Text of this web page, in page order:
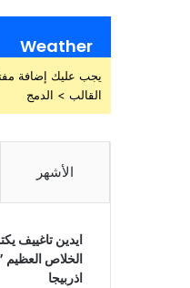
Weather
القالب > الدمج
الأشهر
ايدين تاغييف
الخلاص العظيم
اذربيجا